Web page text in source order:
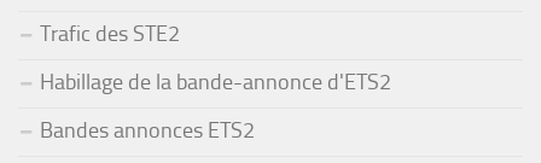
Trafic des STE2
Habillage de la bande-annonce d'ETS2
Bandes annonces ETS2